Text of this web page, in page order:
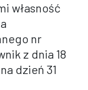
własność
nr
z dnia 18
dzień 31